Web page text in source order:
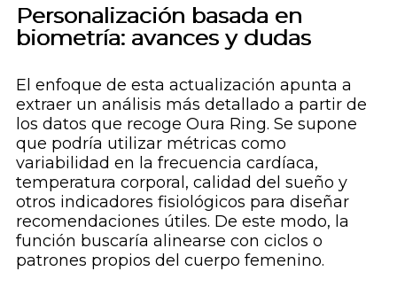
Personalización basada en
biometría: avances y dudas
El enfoque de esta actualización apunta a
extraer un análisis más detallado a partir de
los datos que recoge Oura Ring. Se supone
que podría utilizar métricas como
variabilidad en la frecuencia cardíaca,
temperatura corporal, calidad del sueño y
otros indicadores fisiológicos para diseñar
recomendaciones útiles. De este modo, la
función buscaría alinearse con ciclos o
patrones propios del cuerpo femenino.